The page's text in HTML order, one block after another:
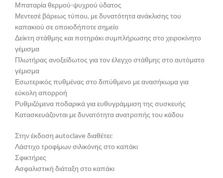
Μπαταρία θερμού-ψυχρού ύδατος
Μεντεσέ βάρεως τύπου, με δυνατότητα ανάκλισης του
καπακιού σε οποιοδήποτε σημείο
Δείκτη στάθμης και ποτηράκι συμπλήρωσης στο χειροκίνητο
γέμισμα
Πλωτήρας ανοξείδωτος για τον έλεγχο στάθμης στο αυτόματο
γέμισμα
Εσωτερικός πυθμένας στο διπύθμενο με ανασήκωμα για
εύκολη απορροή
Ρυθμιζόμενα ποδαρικά για ευθυγράμμιση της συσκευής
Κατασκευάζονται με δυνατότητα ανατροπής του κάδου
Στην έκδοση autoclave διαθέτει:
Λάστιχο τροφίμων σιλικόνης στο καπάκι
Σφικτήρες
Ασφαλιστική διάταξη στο καπάκι